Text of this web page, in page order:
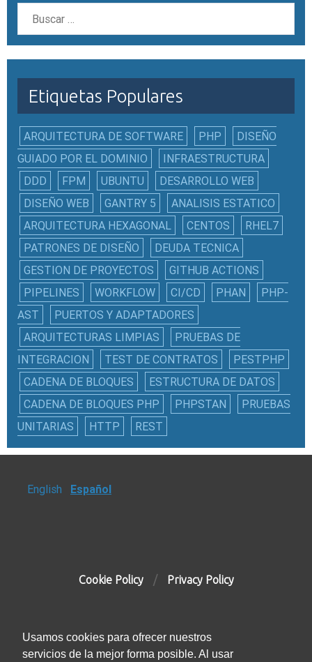
Usamos cookies para ofrecer nuestros
servicios de la mejor forma posible. Al usar
Etiquetas Populares
ARQUITECTURA DE SOFTWARE PHP
DISEÑO
GUIADO POR EL DOMINIO
INFRAESTRUCTURA
DDD
FPM UBUNTU
DESARROLLO WEB
DISEÑO WEB
GANTRY 5
ANALISIS ESTATICO
ARQUITECTURA HEXAGONAL
CENTOS
RHEL7
PATRONES DE DISEÑO
DEUDA TECNICA
GESTION DE PROYECTOS
GITHUB ACTIONS
PIPELINES
WORKFLOW CI/CD PHAN
PHP-
AST
PUERTOS Y ADAPTADORES
ARQUITECTURAS LIMPIAS
PRUEBAS DE
INTEGRACION
TEST DE CONTRATOS
PESTPHP
CADENA DE BLOQUES
ESTRUCTURA DE DATOS
CADENA DE BLOQUES PHP
PHPSTAN
PRUEBAS
UNITARIAS
HTTP REST
English Español
Cookie Policy Privacy Policy